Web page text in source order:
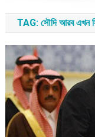
TAG: সৌদি আরব এখন